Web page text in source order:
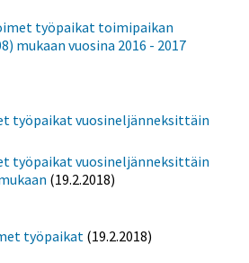
työpaikat toimipaikan
mukaan vuosina 2016 - 2017
työpaikat vuosineljänneksittäin
työpaikat vuosineljänneksittäin
(19.2.2018)
työpaikat (19.2.2018)